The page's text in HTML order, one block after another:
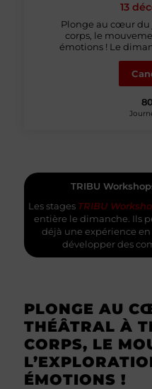
13
Plonge au cœur du
corps, le
émotions ! Le
TRIBU
Les stages TRIBU
entière le dimanche. Ils
déjà une expérience
développer des
PLONGE AU
THÉÂTRAL À
CORPS, LE
ÉMOTIONS !